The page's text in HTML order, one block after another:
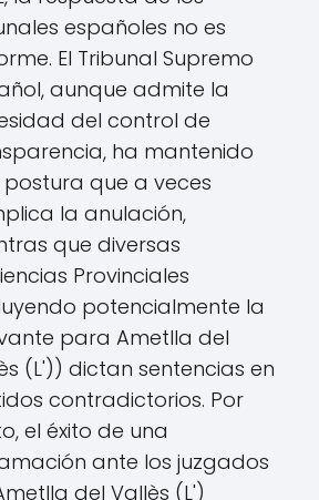
españoles no es
El Tribunal Supremo
aunque admite la
del control de
ha mantenido
que a veces
la anulación,
que diversas
Provinciales
potencialmente la
para Ametlla del
(L')) dictan sentencias en
contradictorios. Por
el éxito de una
ante los juzgados
del Vallès (L')